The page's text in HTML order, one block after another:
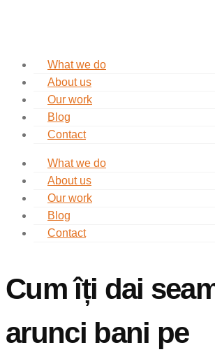
What we do
About us
Our work
Blog
Contact
What we do
About us
Our work
Blog
Contact
Cum îți dai
arunci bani pe